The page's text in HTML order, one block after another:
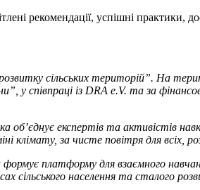
рекомендації, успішні практики,
сільських територій”. На
у співпраці із DRA e.V. та за
об’єднує експертів та активістів
клімату, за чисте повітря для всіх,
платформу для взаємного
сільського населення та сталого